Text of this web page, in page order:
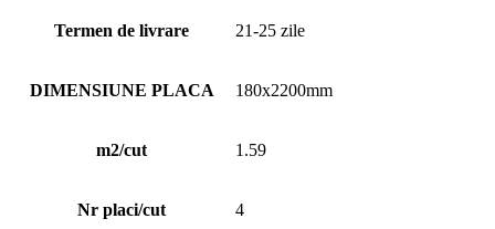
Termen de livrare 21-25 zile
DIMENSIUNE PLACA 180x2200mm
m2/cut 1.59
Nr placi/cut 4